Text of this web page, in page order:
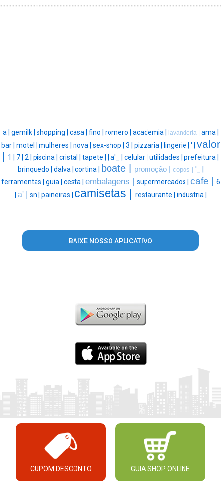
a | gemilk | shopping | casa | fino | romero | academia | lavanderia | ama |
bar | motel | mulheres | nova | sex-shop | 3 | pizzaria | lingerie | ' | valor
| 1 | 7 | 2 | piscina | cristal | tapete | a'_ | celular | utilidades | prefeitura |
brinquedo | dalva | cortina | boate | promoção | copos | '_ |
ferramentas | guia | cesta | embalagens | supermercados | cafe | 6
a' | sn | paineiras | camisetas | restaurante | industria |
BAIXE NOSSO APLICATIVO
CUPOM DESCONTO GUIA SHOP ONLINE